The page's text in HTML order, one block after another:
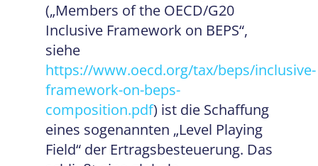
(„Members of the OECD/G20
Inclusive Framework on BEPS“,
siehe
https://www.oecd.org/tax/beps/inclusive-
framework-on-beps-
composition.pdf) ist die Schaffung
eines sogenannten „Level Playing
Field“ der Ertragsbesteuerung. Das